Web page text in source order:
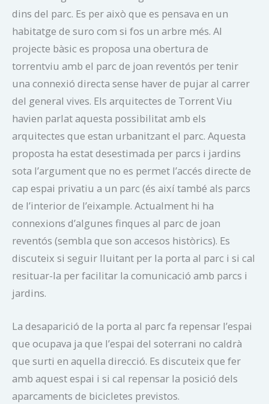
dins del parc. Es per això que es pensava en un
habitatge de suro com si fos un arbre més. Al
projecte bàsic es proposa una obertura de
torrentviu amb el parc de joan reventós per tenir
una connexió directa sense haver de pujar al carrer
del general vives. Els arquitectes de Torrent Viu
havien parlat aquesta possibilitat amb els
arquitectes que estan urbanitzant el parc. Aquesta
proposta ha estat desestimada per parcs i jardins
sota l’argument que no es permet l’accés directe de
cap espai privatiu a un parc (és així també als parcs
de l’interior de l’eixample. Actualment hi ha
connexions d’algunes finques al parc de joan
reventós (sembla que son accesos històrics). Es
discuteix si seguir lluitant per la porta al parc i si cal
resituar-la per facilitar la comunicació amb parcs i
jardins.
La desaparició de la porta al parc fa repensar l’espai
que ocupava ja que l’espai del soterrani no caldrà
que surti en aquella direcció. Es discuteix que fer
amb aquest espai i si cal repensar la posició dels
aparcaments de bicicletes previstos.